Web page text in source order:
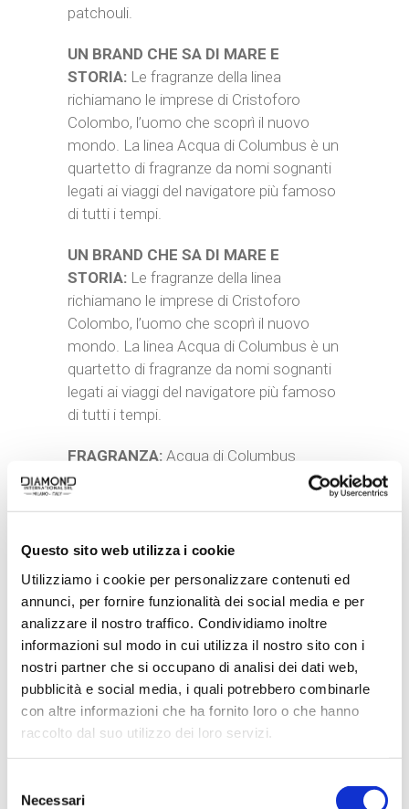
Questo sito web utilizza i cookie
Utilizziamo i cookie per personalizzare contenuti ed
annunci, per fornire funzionalità dei social media e per
analizzare il nostro traffico. Condividiamo inoltre
informazioni sul modo in cui utilizza il nostro sito con i
nostri partner che si occupano di analisi dei dati web,
pubblicità e social media, i quali potrebbero combinarle
con altre informazioni che ha fornito loro o che hanno
raccolto dal suo utilizzo dei loro servizi.
delNecessari
patchouli.
UN BRAND CHE SA DI MARE E
STORIA: Le fragranze della linea
richiamano le imprese di Cristoforo
Colombo, l’uomo che scoprì il nuovo
mondo. La linea Acqua di Columbus è un
quartetto di fragranze da nomi sognanti
legati ai viaggi del navigatore più famoso
di tutti i tempi.
UN BRAND CHE SA DI MARE E
STORIA: Le fragranze della linea
richiamano le imprese di Cristoforo
Colombo, l’uomo che scoprì il nuovo
mondo. La linea Acqua di Columbus è un
quartetto di fragranze da nomi sognanti
legati ai viaggi del navigatore più famoso
di tutti i tempi.
FRAGRANZA: Acqua di Columbus
Salvador è una fragranza dalle profonde
corso del quale sbarcò sull’isola di San
Salvador, prima terra americana ad
essere stata toccata da un europeo.
MADE IN ITALY:Il profumo per uomo è
CATEGORIE: FRAGRANZE UOMO